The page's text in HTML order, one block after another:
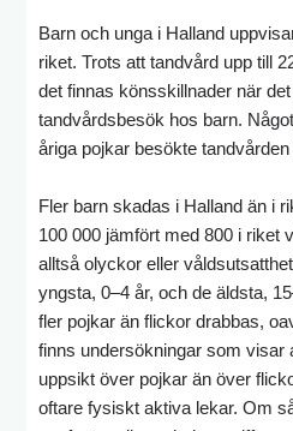
Barn och unga i Halland
riket. Trots att tandvård upp till
det finnas könsskillnader när
tandvårdsbesök hos barn.
åriga pojkar besökte tandvården
Fler barn skadas i Halland än i
100 000 jämfört med 800 i riket
alltså olyckor eller
yngsta, 0–4 år, och de äldsta,
fler pojkar än flickor drabbas,
finns undersökningar som visar
uppsikt över pojkar än över
oftare fysiskt aktiva lekar. Om